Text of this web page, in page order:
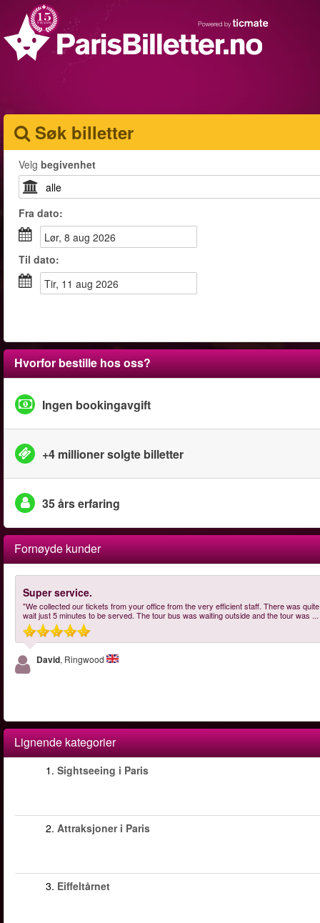
Søk billetter
Velg begivenhet
Fra dato:
lør, 8 aug 2026
Til dato:
tir, 11 aug 2026
Hvorfor bestille hos oss?
Ingen bookingavgift
+4 millioner solgte billetter
35 års erfaring
Fornøyde kunder
Super service.
"We collected our tickets from your office from the very efficient staff. There was
wait just 5 minutes to be served. The tour bus was waiting outside and the tour was ...
David, Ringwood
Lignende kategorier
1. Sightseeing i Paris
2. Attraksjoner i Paris
3. Eiffeltårnet